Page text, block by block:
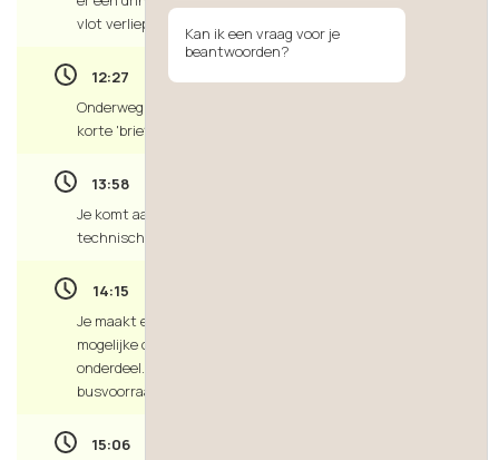
vlot verliep, rijd je meteen door.
12:27
Onderweg lunch je op een rustige plek en ontvang je een
korte 'briefing' van je collega.
13:58
Je komt aan bij de klant. Je bespreekt de opslag met de
technische dienst en start je analyse.
14:15
Je maakt een afspraak met je collega op kantoor over de
mogelijke oorzaak. Het blijkt te gaan om een defect
onderdeel. Na akkoord van de klant vervang je dit uit je
busvoorraad.
15:06
Kan ik een vraag voor je
beantwoorden?